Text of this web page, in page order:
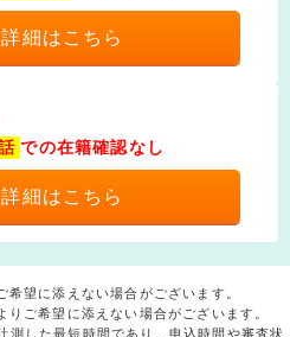
詳細はこちら
での在籍確認なし
詳細はこちら
望に添えない場合がございます。
ご希望に添えない場合がございます。
した最短時間であり、申込時間や審査状